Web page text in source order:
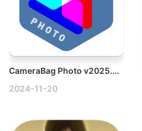
CameraBag Photo v2025.0.0 Win专业照片滤镜软件破解版
2024-11-20